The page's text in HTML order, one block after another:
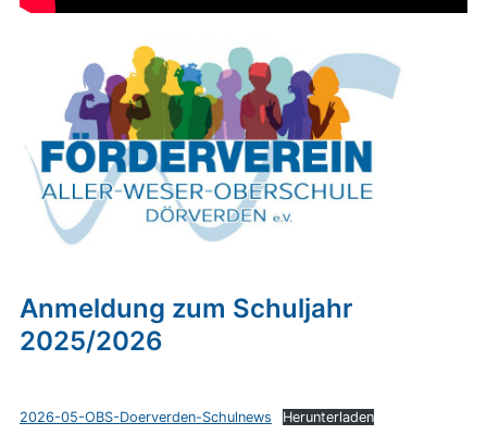
Anmeldung zum Schuljahr
2025/2026
2026-05-OBS-Doerverden-Schulnews Herunterladen